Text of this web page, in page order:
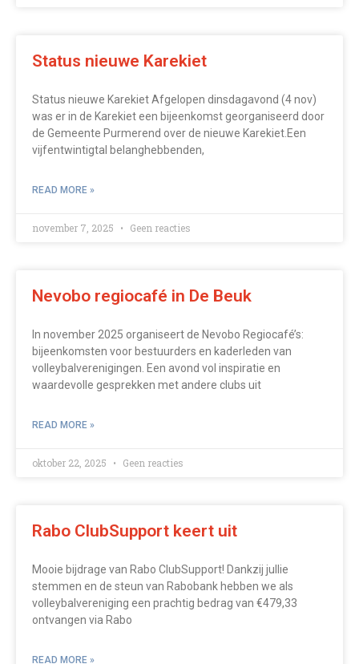
Status nieuwe Karekiet
Status nieuwe Karekiet Afgelopen dinsdagavond (4 nov)
was er in de Karekiet een bijeenkomst georganiseerd door
de Gemeente Purmerend over de nieuwe Karekiet.Een
vijfentwintigtal belanghebbenden,
READ MORE »
november 7, 2025 Geen reacties
Nevobo regiocafé in De Beuk
In november 2025 organiseert de Nevobo Regiocafé’s:
bijeenkomsten voor bestuurders en kaderleden van
volleybalverenigingen. Een avond vol inspiratie en
waardevolle gesprekken met andere clubs uit
READ MORE »
oktober 22, 2025 Geen reacties
Rabo ClubSupport keert uit
Mooie bijdrage van Rabo ClubSupport! Dankzij jullie
stemmen en de steun van Rabobank hebben we als
volleybalvereniging een prachtig bedrag van €479,33
ontvangen via Rabo
READ MORE »